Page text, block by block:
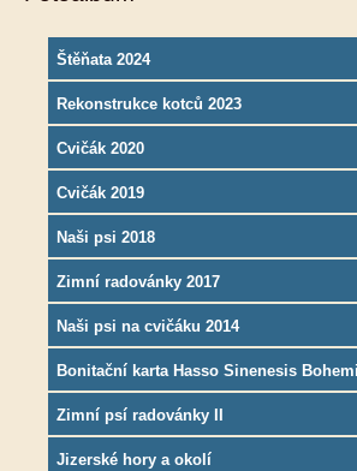
Štěňata 2024
Rekonstrukce kotců 2023
Cvičák 2020
Cvičák 2019
Naši psi 2018
Zimní radovánky 2017
Naši psi na cvičáku 2014
Bonitační karta Hasso Sinenesis
Zimní psí radovánky II
Jizerské hory a okolí